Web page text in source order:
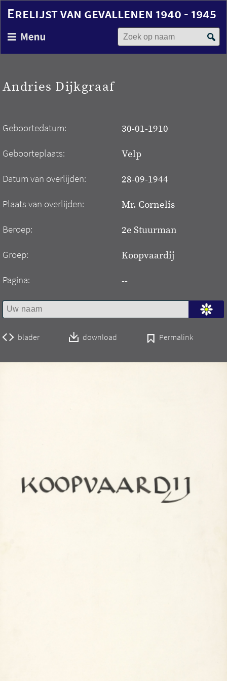
en
gaan
Erelijst van gevallenen 1940 - 1945
Zoek op naam
Andries Dijkgraaf
Geboortedatum: 30-01-1910
Geboorteplaats: Velp
Datum van overlijden: 28-09-1944
Plaats van overlijden: Mr. Cornelis
Beroep: 2e Stuurman
Groep: Koopvaardij
Pagina: --
blader download Permalink